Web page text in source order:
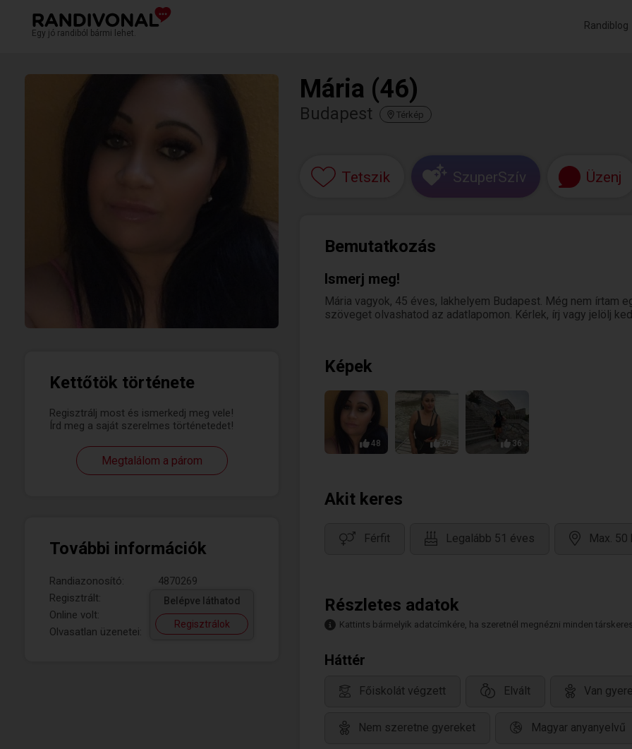
Egy jó randiból bármi lehet.
Randiblog
Kettőtök története
Regisztrálj most és ismerkedj meg vele!
Írd meg a saját szerelmes történetedet!
Megtalálom a párom
További információk
Randiazonosító:
4870269
Regisztrált:
Online volt:
Olvasatlan üzenetei:
Belépve láthatod
Regisztrálok
Mária (46)
Budapest Térkép
Tetszik SzuperSzív Üzenj
Bemutatkozás
Ismerj meg!
Mária vagyok, 45 éves, lakhelyem Budapest. Még nem írtam
szöveget olvashatod az adatlapomon. Kérlek, írj vagy jelölj
Képek
48 29 36
Akit keres
Férfit Legalább 51 éves Max. 50
Részletes adatok
Kattints bármelyik adatcímkére, ha szeretnél megnézni minden
Háttér
Főiskolát végzett Elvált Van
Nem szeretne gyereket Magyar anyanyelvű